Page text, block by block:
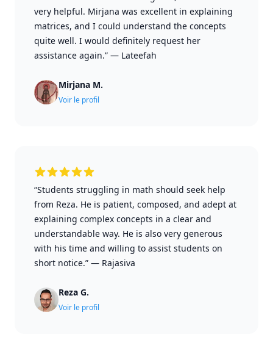
very helpful. Mirjana was excellent in explaining
matrices, and I could understand the concepts
quite well. I would definitely request her
assistance again.” — Lateefah
Mirjana M.
Voir le profil
“Students struggling in math should seek help
from Reza. He is patient, composed, and adept at
explaining complex concepts in a clear and
understandable way. He is also very generous
with his time and willing to assist students on
short notice.” — Rajasiva
Reza G.
Voir le profil